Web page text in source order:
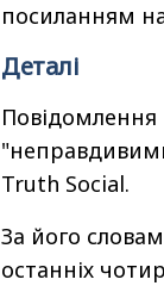
посиланням
Деталі
Повідомлення
Truth Social.
За його
останніх